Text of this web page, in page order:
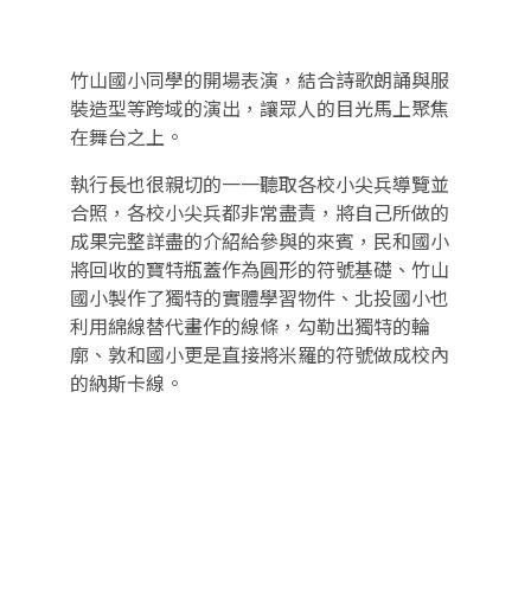
竹山國小同學的開場表演，結合詩歌朗誦與服
裝造型等跨域的演出，讓眾人的目光馬上聚焦
在舞台之上。
執行長也很親切的一一聽取各校小尖兵導覽並
合照，各校小尖兵都非常盡責，將自己所做的
成果完整詳盡的介紹給參與的來賓，民和國小
將回收的寶特瓶蓋作為圓形的符號基礎、竹山
國小製作了獨特的實體學習物件、北投國小也
利用綿線替代畫作的線條，勾勒出獨特的輪
廓、敦和國小更是直接將米羅的符號做成校內
的納斯卡線。